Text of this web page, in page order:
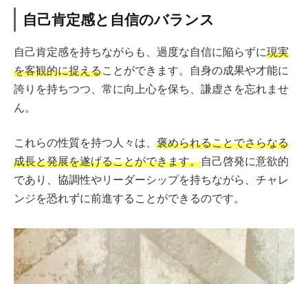
自己肯定感と自信のバランス
自己肯定感を持ちながらも、過度な自信に陥らずに現実
を客観的に捉えることができます。自身の成果や才能に
誇りを持ちつつ、常に向上心を保ち、謙虚さを忘れませ
ん。
これらの性質を持つ人々は、 褒められることでさらなる
成長と発展を遂げることができます。自己啓発に意欲的
であり、協調性やリーダーシップを持ちながら、チャレ
ンジを恐れずに前進することができるのです。